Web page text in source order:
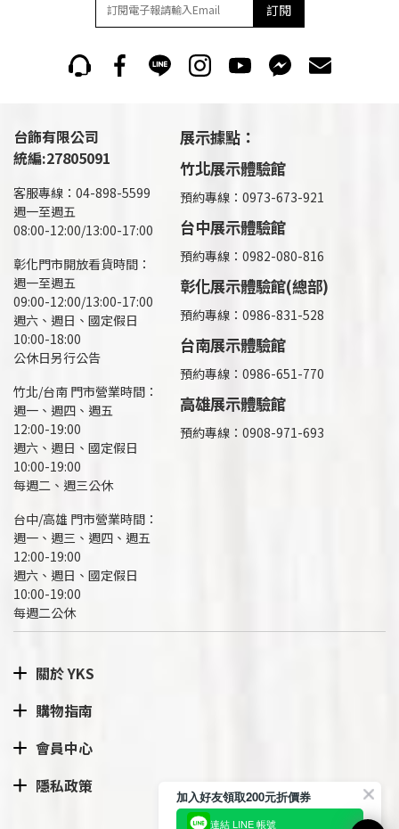
訂閱
台飾有限公司
統編:27805091
客服專線：04-898-5599
週一至週五
08:00-12:00/13:00-17:00
彰化門市開放看貨時間：
週一至週五
09:00-12:00/13:00-17:00
週六、週日、國定假日
10:00-18:00
公休日另行公告
竹北/台南 門市營業時間：
週一、週四、週五
12:00-19:00
週六、週日、國定假日
10:00-19:00
每週二、週三公休
台中/高雄 門市營業時間：
週一、週三、週四、週五
12:00-19:00
週六、週日、國定假日
10:00-19:00
每週二公休
展示據點：
竹北展示體驗館
預約專線：0973-673-921
台中展示體驗館
預約專線：0982-080-816
彰化展示體驗館(總部)
預約專線： 0986-831-528
台南展示體驗館
預約專線：0986-651-770
高雄展示體驗館
預約專線： 0908-971-693
關於 YKS
購物指南
會員中心
隱私政策
加入好友領取200元折價券
連結 LINE 帳號